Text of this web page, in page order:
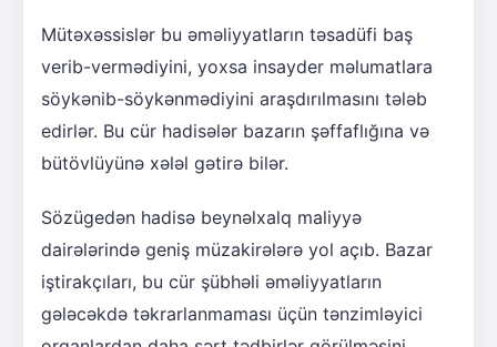
Mütəxəssislər bu əməliyyatların təsadüfi baş
verib-vermədiyini, yoxsa insayder məlumatlara
söykənib-söykənmədiyini araşdırılmasını tələb
edirlər. Bu cür hadisələr bazarın şəffaflığına və
bütövlüyünə xələl gətirə bilər.
Sözügedən hadisə beynəlxalq maliyyə
dairələrində geniş müzakirələrə yol açıb. Bazar
iştirakçıları, bu cür şübhəli əməliyyatların
gələcəkdə təkrarlanmaması üçün tənzimləyici